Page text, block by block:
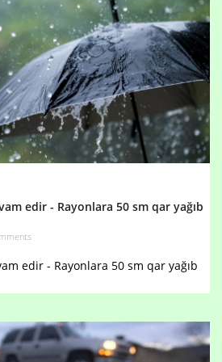
edir - Rayonlara 50 sm qar yağıb
edir - Rayonlara 50 sm qar yağıb